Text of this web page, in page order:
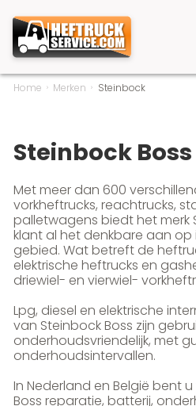
Home Merken Steinbock
Steinbock Boss
Met meer dan 600
vorkheftrucks, reachtrucks,
palletwagens biedt het merk
klant al het denkbare aan
gebied. Wat betreft de
elektrische heftrucks en
driewiel- en vierwiel-
Lpg, diesel en elektrische
van Steinbock Boss zijn
onderhoudsvriendelijk, met
onderhoudsintervallen.
In Nederland en België bent
Boss reparatie, batterij,